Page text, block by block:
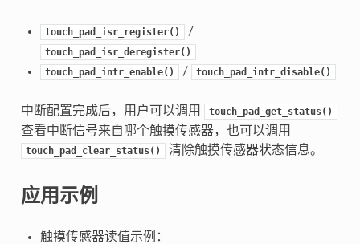
touch_pad_isr_register() /
touch_pad_isr_deregister()
touch_pad_intr_enable()
/ touch_pad_intr_disable()
中断配置完成后，用户可以调用 touch_pad_get_status()
查看中断信号来自哪个触摸传感器，也可以调用
touch_pad_clear_status() 清除触摸传感器状态信息。
应用示例
触摸传感器读值示例：